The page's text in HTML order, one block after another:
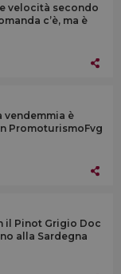
velocità secondo
c’è, ma è
vendemmia è
PromoturismoFvg
il Pinot Grigio Doc
alla Sardegna